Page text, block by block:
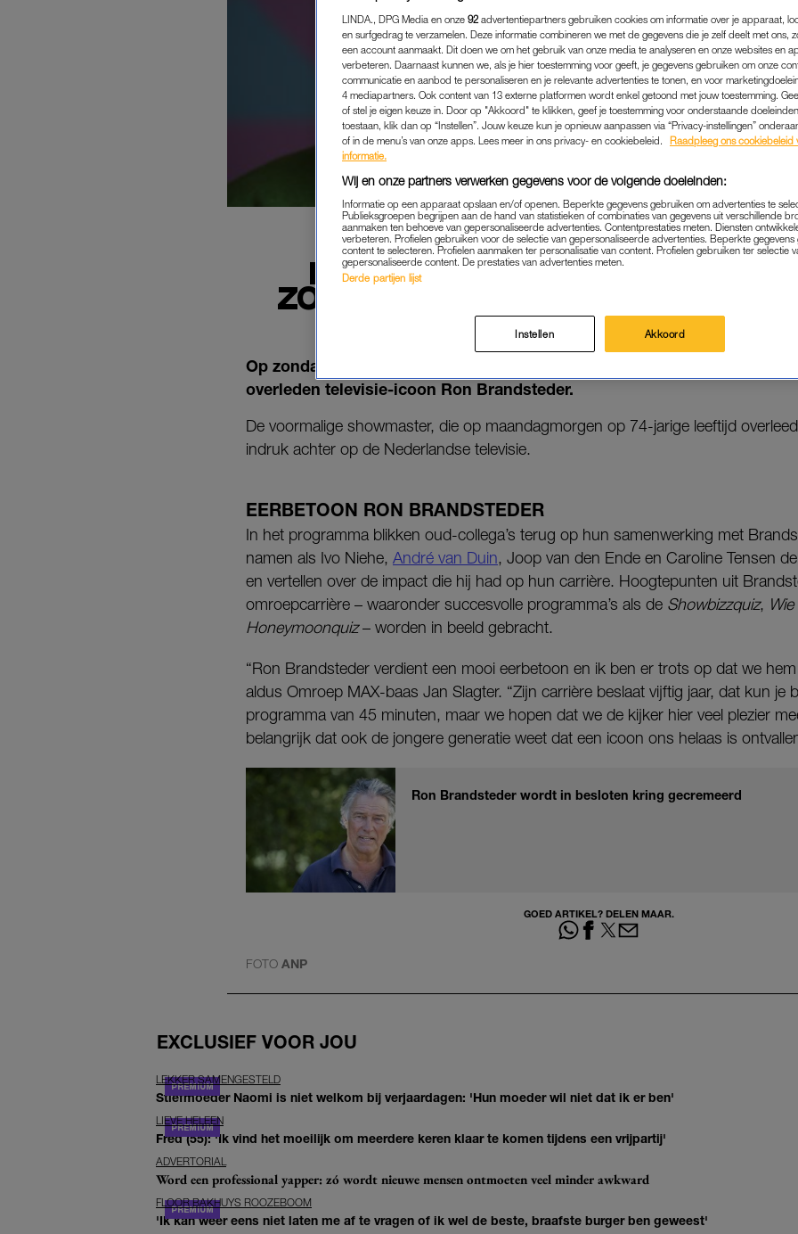
EERBETOON AAN RON
ZONDAGAVOND OP TV: 'DAT
MEDIA|IN MEMORIAM
ROBYN VAN GORSEL
Op zondag om 21.30 uur zendt Omroep MAX op NPO 1 een speciaal
overleden televisie-icoon Ron Brandsteder.
De voormalige showmaster, die op maandagmorgen op 74-jarige leeftijd
indruk achter op de Nederlandse televisie.
EERBETOON RON BRANDSTEDER
In het programma blikken oud-collega’s terug op hun samenwerking met
namen als Ivo Niehe, André van Duin, Joop van den Ende en Caroline Tensen
en vertellen over de impact die hij had op hun carrière. Hoogtepunten uit
omroepcarrière – waaronder succesvolle programma’s als de Showbizzquiz,
Honeymoonquiz– worden in beeld gebracht.
“Ron Brandsteder verdient een mooi eerbetoon en ik ben er trots op dat we
aldus Omroep MAX-baas Jan Slagter. “Zijn carrière beslaat vijftig jaar, dat kun je
programma van 45 minuten, maar we hopen dat we de kijker hier veel plezier
belangrijk dat ook de jongere generatie weet dat een icoon ons helaas is
Ron Brandsteder wordt in besloten kring gecremeerd
GOED ARTIKEL? DELEN MAAR.
FOTO ANP
EXCLUSIEF VOOR JOU
LEKKER SAMENGESTELD
Stiefmoeder Naomi is niet welkom bij verjaardagen: 'Hun moeder wil niet dat ik er ben'
LIEVE HELEEN
Fred (55): 'Ik vind het moeilijk om meerdere keren klaar te komen tijdens een vrijpartij'
ADVERTORIAL
Word een professional yapper: zó wordt nieuwe mensen ontmoeten veel minder awkward
FLOOR BAKHUYS ROOZEBOOM
'Ik kan weer eens niet laten me af te vragen of ik wel de beste, braafste burger ben geweest'
LINDA., DPG Media en onze 92 advertentiepartners gebruiken cookies om informatie over je apparaat,
en surfgedrag te verzamelen. Deze informatie combineren we met de gegevens die je zelf deelt met ons,
een account aanmaakt. Dit doen we om het gebruik van onze media te analyseren en onze websites en
verbeteren. Daarnaast kunnen we, als je hier toestemming voor geeft, je gegevens gebruiken om onze
communicatie en aanbod te personaliseren en je relevante advertenties te tonen, en voor
4 mediapartners. Ook content van 13 externe platformen wordt enkel getoond met jouw toestemming.
of stel je eigen keuze in. Door op "Akkoord" te klikken, geef je toestemming voor onderstaande
toestaan, klik dan op “Instellen”. Jouw keuze kun je opnieuw aanpassen via “Privacy-instellingen”
of in de menu’s van onze apps. Lees meer in ons privacy- en cookiebeleid.
Raadpleeg ons cookiebeleid
informatie.
Wij en onze partners verwerken gegevens voor de volgende doeleinden:
Informatie op een apparaat opslaan en/of openen. Beperkte gegevens gebruiken om advertenties te
Publieksgroepen begrijpen aan de hand van statistieken of combinaties van gegevens uit verschillende
aanmaken ten behoeve van gepersonaliseerde advertenties. Contentprestaties meten. Diensten
verbeteren. Profielen gebruiken voor de selectie van gepersonaliseerde advertenties. Beperkte
content te selecteren. Profielen aanmaken ter personalisatie van content. Profielen gebruiken ter selectie
gepersonaliseerde content. De prestaties van advertenties meten.
Derde partijen lijst
Instellen Akkoord